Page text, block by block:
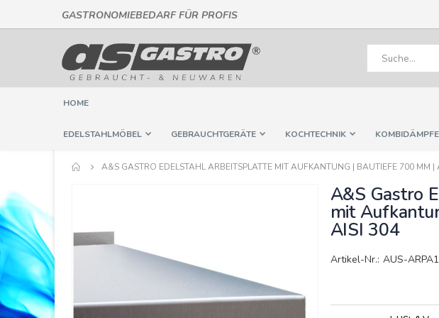
GASTRONOMIEBEDARF FÜR PROFIS
zum
Inhalt
HOME
EDELSTAHLMÖBEL GEBRAUCHTGERÄTE KOCHTECHNIK
A&S GASTRO EDELSTAHL ARBEITSPLATTE MIT AUFKANTUNG | BAUTIEFE 700 MM |
der
A&S Gastro
mit
AISI 304
Artikel-Nr.: AUS-